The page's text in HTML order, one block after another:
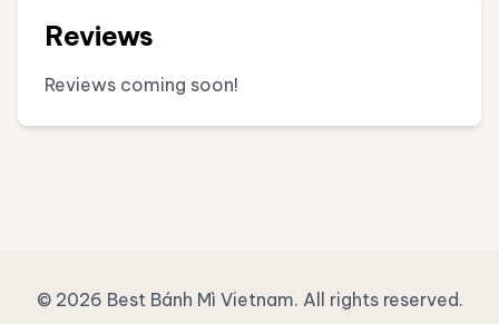
Reviews
Reviews coming soon!
© 2026 Best Bánh Mì Vietnam. All rights reserved.